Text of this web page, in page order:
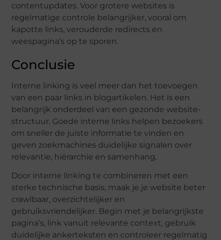
contentupdates. Voor grotere websites is
regelmatige controle belangrijker, vooral om
kapotte links, verouderde redirects en
weespagina’s op te sporen.
Conclusie
Interne linking is veel meer dan het toevoegen
van een paar links in blogartikelen. Het is een
belangrijk onderdeel van een gezonde website-
structuur. Goede interne links helpen bezoekers
om sneller de juiste informatie te vinden en
geven zoekmachines duidelijke signalen over
relevantie, hiërarchie en samenhang.
Door interne linking te combineren met een
sterke technische basis, maak je je website beter
crawlbaar, overzichtelijker en
gebruiksvriendelijker. Begin met je belangrijkste
pagina’s, link vanuit relevante context, gebruik
duidelijke ankerteksten en controleer regelmatig